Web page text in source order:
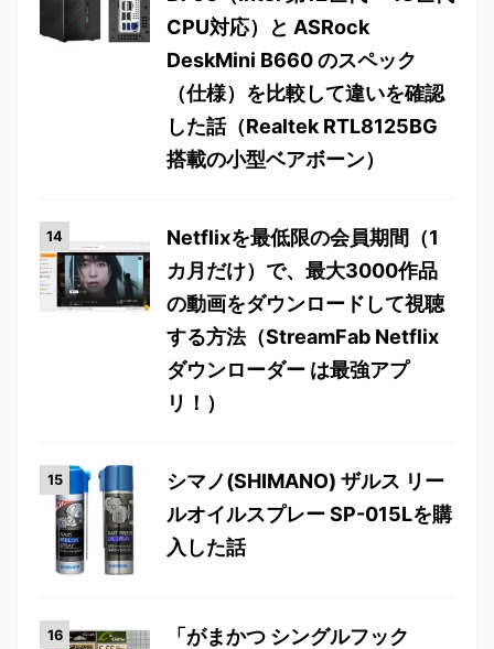
CPU対応）と ASRock
DeskMini B660 のスペック
（仕様）を比較して違いを確認
した話（Realtek RTL8125BG
搭載の小型ベアボーン）
Netflixを最低限の会員期間（1
カ月だけ）で、最大3000作品
の動画をダウンロードして視聴
する方法（StreamFab Netflix
ダウンローダー は最強アプ
リ！）
シマノ(SHIMANO) ザルス リー
ルオイルスプレー SP-015Lを購
入した話
「がまかつ シングルフック